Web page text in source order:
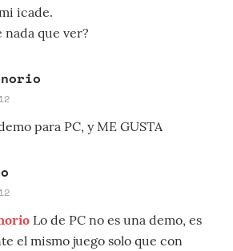
icade.
nada que ver?
para PC, y ME GUSTA
Lo de PC no es una demo, es
el mismo juego solo que con